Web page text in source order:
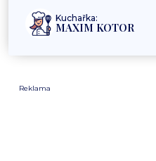
Kuchařka:
MAXIM KOTOR
Reklama